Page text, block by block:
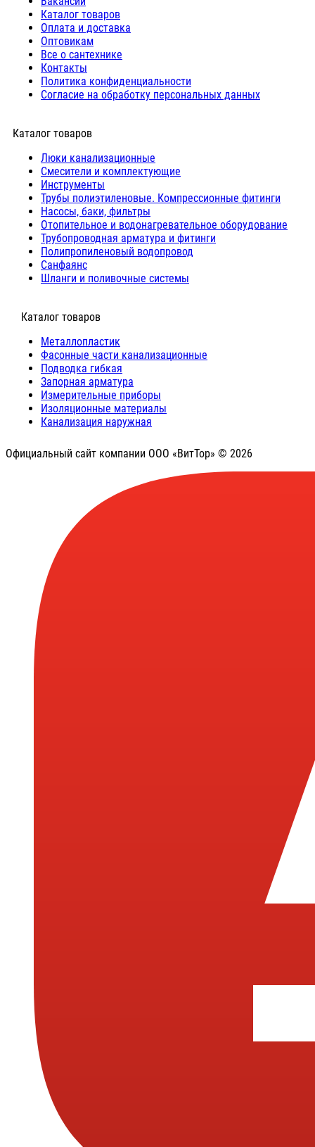
Каталог товаров
Оплата и доставка
Оптовикам
Все о сантехнике
Контакты
Политика конфиденциальности
Согласие на обработку персональных данных
Каталог товаров
Люки канализационные
Cмесители и комплектующие
Инструменты
Трубы полиэтиленовые. Компрессионные фитинги
Насосы, баки, фильтры
Отопительное и водонагревательное оборудование
Трубопроводная арматура и фитинги
Полипропиленовый водопровод
Санфаянс
Шланги и поливочные системы
⠀Каталог товаров
Металлопластик
Фасонные части канализационные
Подводка гибкая
Запорная арматура
Измерительные приборы
Изоляционные материалы
Канализация наружная
Официальный сайт компании ООО «ВитТор» © 2026